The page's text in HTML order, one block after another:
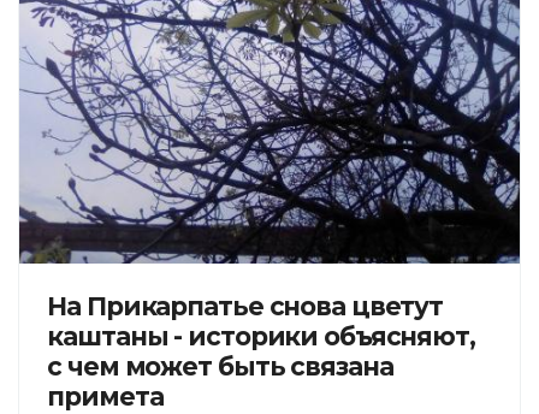
На Прикарпатье снова цветут
каштаны - историки объясняют,
с чем может быть связана
примета